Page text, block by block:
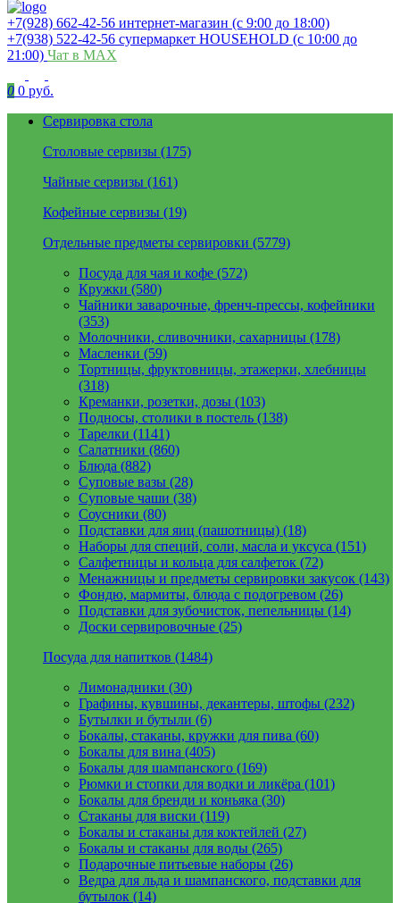
+7(928) 662-42-56 интернет-магазин (с 9:00 до 18:00)
+7(938) 522-42-56 супермаркет HOUSEHOLD (с 10:00 до
21:00) Чат в MAX
0 0 руб.
Сервировка стола
Столовые сервизы (175)
Чайные сервизы (161)
Кофейные сервизы (19)
Отдельные предметы сервировки (5779)
Посуда для чая и кофе (572)
Кружки (580)
Чайники заварочные, френч-прессы, кофейники
(353)
Молочники, сливочники, сахарницы (178)
Масленки (59)
Тортницы, фруктовницы, этажерки, хлебницы
(318)
Креманки, розетки, дозы (103)
Подносы, столики в постель (138)
Тарелки (1141)
Салатники (860)
Блюда (882)
Суповые вазы (28)
Суповые чаши (38)
Соусники (80)
Подставки для яиц (пашотницы) (18)
Наборы для специй, соли, масла и уксуса (151)
Салфетницы и кольца для салфеток (72)
Менажницы и предметы сервировки закусок (143)
Фондю, мармиты, блюда с подогревом (26)
Подставки для зубочисток, пепельницы (14)
Доски сервировочные (25)
Посуда для напитков (1484)
Лимонадники (30)
Графины, кувшины, декантеры, штофы (232)
Бутылки и бутыли (6)
Бокалы, стаканы, кружки для пива (60)
Бокалы для вина (405)
Бокалы для шампанского (169)
Рюмки и стопки для водки и ликёра (101)
Бокалы для бренди и коньяка (30)
Стаканы для виски (119)
Бокалы и стаканы для коктейлей (27)
Бокалы и стаканы для воды (265)
Подарочные питьевые наборы (26)
Ведра для льда и шампанского, подставки для
бутылок (14)